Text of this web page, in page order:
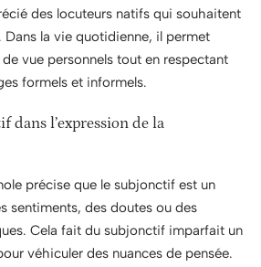
des locuteurs natifs qui souhaitent
Dans la vie quotidienne, il permet
vue personnels tout en respectant
formels et informels.
dans l’expression de la
précise que le subjonctif est un
sentiments, des doutes ou des
Cela fait du subjonctif imparfait un
véhiculer des nuances de pensée.